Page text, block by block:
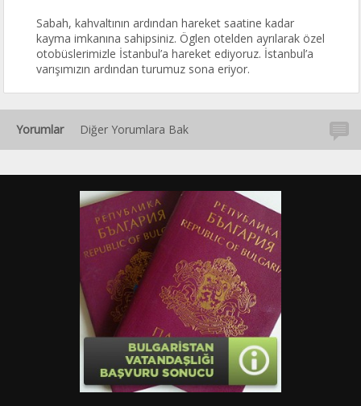
Sabah, kahvaltının ardından hareket saatine kadar
kayma imkanına sahipsiniz. Öglen otelden ayrılarak özel
otobüslerimizle İstanbul’a hareket ediyoruz. İstanbul’a
varışımızın ardından turumuz sona eriyor.
Yorumlar Diğer Yorumlara Bak